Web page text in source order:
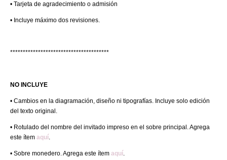
• Tarjeta de agradecimiento o admisión
• Incluye máximo dos revisiones.
***************************************
NO INCLUYE
• Cambios en la diagramación, diseño ni tipografías. Incluye solo edición
del texto original.
• Rotulado del nombre del invitado impreso en el sobre principal. Agrega
este ítem aquí.
• Sobre monedero. Agrega este ítem aquí.